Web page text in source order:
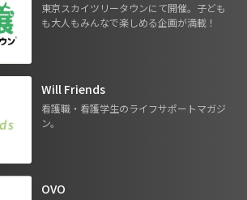
東京スカイツリータウンにて開催。子ども
も大人もみんなで楽しめる企画が満載！
Will Friends
看護職・看護学生のライフサポートマガジ
ン。
OVO